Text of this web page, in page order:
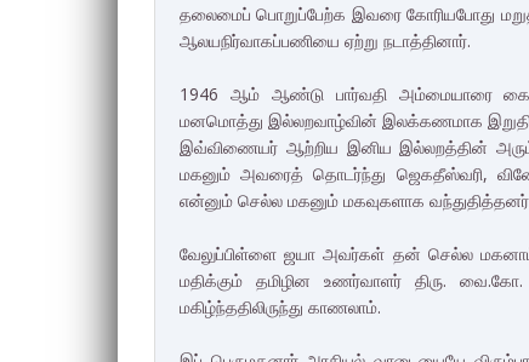
தலைமைப் பொறுப்பேற்க இவரை கோரியபோது
ஆலயநிர்வாகப்பணியை ஏற்று நடாத்தினார்.
1946 ஆம் ஆண்டு பார்வதி அம்மையாரை
மனமொத்து இல்லறவாழ்வின் இலக்கணமாக
இவ்விணையர் ஆற்றிய இனிய இல்லறத்தின்
மகனும் அவரைத் தொடர்ந்து ஜெகதீஸ்வரி,
என்னும் செல்ல மகனும் மகவுகளாக
வேலுப்பிள்ளை ஜயா அவர்கள் தன் செல்ல
மதிக்கும் தமிழின உணர்வாளர் திரு. வை.கோ.
மகிழ்ந்ததிலிருந்து காணலாம்.